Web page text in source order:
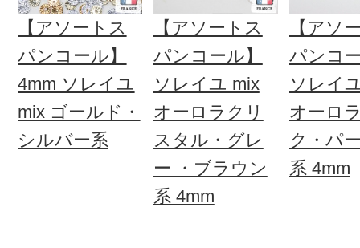
【アソートス
パンコール】
4mm ソレイユ
mix ゴールド・
シルバー系
【アソートス
パンコール】
ソレイユ mix
オーロラクリ
スタル・グレ
ー ・ブラウン
系 4mm
【アソ
パンコ
ソレイ
オーロ
ク・パ
系 4mm